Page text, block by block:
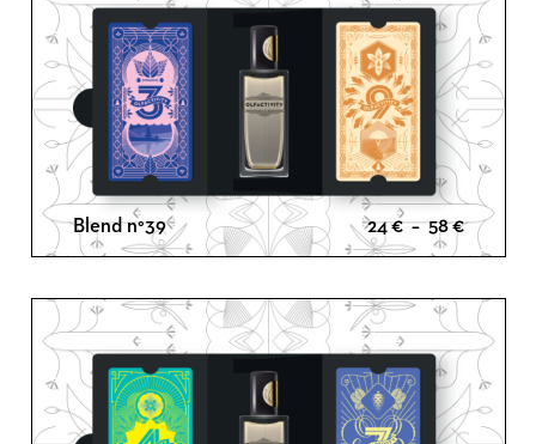
58 €
Blend n°39 24€ – 58€Plage
de
prix :
24 €
58 €